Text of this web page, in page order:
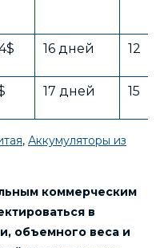
16 дней 12
17 дней 15
, Аккумуляторы из
коммерческим
в
объемного веса и